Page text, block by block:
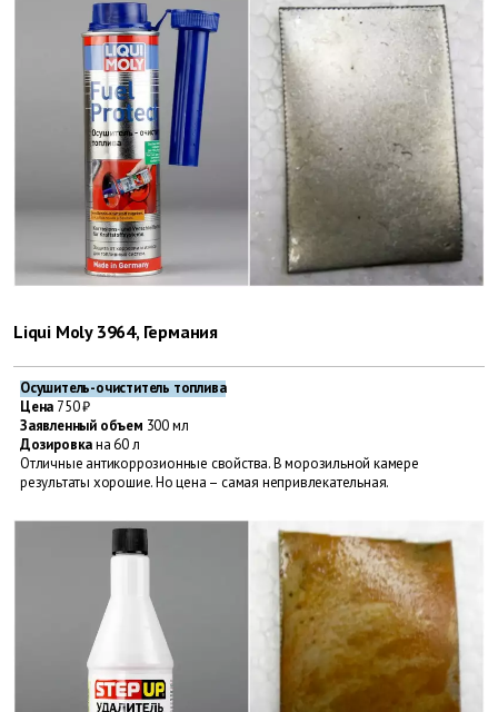
Liqui Moly 3964, Германия
Осушитель-очиститель топлива
Цена 750 ₽
Заявленный объем 300 мл
Дозировкана 60 л
Отличные антикоррозионные ­свойства. В морозильной камере
результаты хорошие. Но цена – самая непривлекательная.